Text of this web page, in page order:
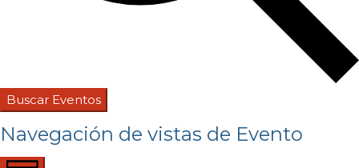
Buscar Eventos
Navegación de vistas de Evento